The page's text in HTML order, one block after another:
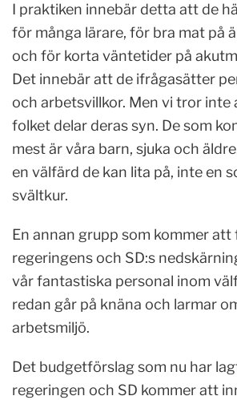
I praktiken innebär detta att de
för många lärare, för bra mat på
och för korta väntetider på
Det innebär att de ifrågasätter
och arbetsvillkor. Men vi tror inte
folket delar deras syn. De som
mest är våra barn, sjuka och
en välfärd de kan lita på, inte en
svältkur.
En annan grupp som kommer att
regeringens och SD:s
vår fantastiska personal inom
redan går på knäna och larmar
arbetsmiljö.
Det budgetförslag som nu har
regeringen och SD kommer att